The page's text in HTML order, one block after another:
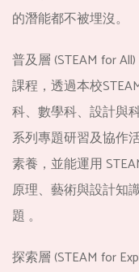
的潛能都不被埋沒。
普及層 (STEAM for
課程，透過本校
科、數學科、設計與
系列專題研習及協作
素養，並能運用
原理、藝術與設計知
題 。
探索層 (STEAM for